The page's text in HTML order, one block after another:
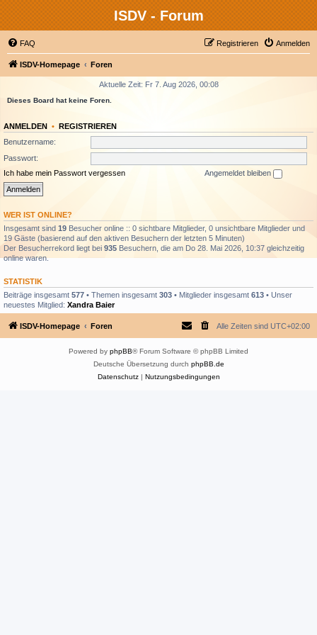
ISDV - Forum
FAQ Anmelden
Registrieren
ISDV-Homepage Foren
Aktuelle Zeit: Fr 7. Aug 2026, 00:08
Dieses Board hat keine Foren.
ANMELDEN • REGISTRIEREN
Benutzername:
Passwort:
Ich habe mein Passwort vergessen
Angemeldet bleiben
WER IST ONLINE?
Insgesamt sind 19 Besucher online :: 0 sichtbare Mitglieder, 0 unsichtbare Mitglieder und
19 Gäste (basierend auf den aktiven Besuchern der letzten 5 Minuten)
Der Besucherrekord liegt bei 935 Besuchern, die am Do 28. Mai 2026, 10:37 gleichzeitig
online waren.
STATISTIK
Beiträge insgesamt 577 • Themen insgesamt 303 • Mitglieder insgesamt 613 • Unser
neuestes Mitglied: Xandra Baier
ISDV-Homepage Foren Alle Zeiten sind UTC+02:00
Powered by phpBB® Forum Software © phpBB Limited
Deutsche Übersetzung durch phpBB.de
Datenschutz| Nutzungsbedingungen